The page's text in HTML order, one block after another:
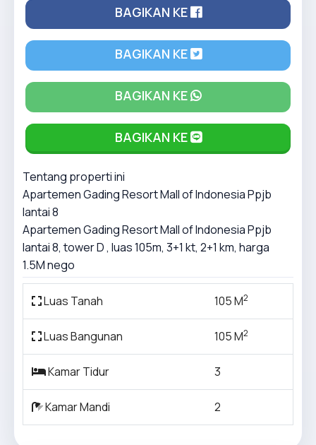
BAGIKAN KE
BAGIKAN KE
BAGIKAN KE
BAGIKAN KE
Tentang properti ini
Apartemen Gading Resort Mall of Indonesia Ppjb
lantai 8
Apartemen Gading Resort Mall of Indonesia Ppjb
lantai 8, tower D , luas 105m, 3+1 kt, 2+1 km, harga
1.5M nego
Luas Tanah 105 M2
Luas Bangunan 105 M2
Kamar Tidur 3
Kamar Mandi 2